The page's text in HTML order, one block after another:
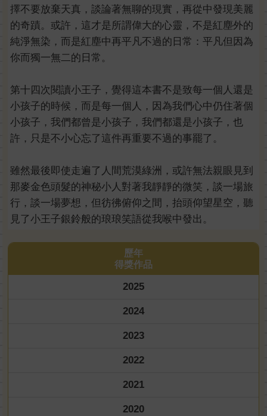
擇不要放棄天真，談論著無聊的現實，再從中發現美麗
的奇蹟。或許，這才是所謂偉大的心靈，不是紅塵外的
純淨無染，而是紅塵中再平凡不過的日常：平凡但因為
你而獨一無二的日常。
第十四次閱讀小王子，覺得這本書不是致每一個人還是
小孩子的時候，而是每一個人，因為我們心中仍住著個
小孩子，我們都曾是小孩子，我們都還是小孩子，也
許，只是不小心忘了這件再重要不過的事罷了。
雖然最後即使走遍了人間荒漠綠洲，或許無法親眼見到
那麥金色頭髮的神秘小人對著我靜靜的微笑，談一場旅
行，談一場夢想，但彷彿俯仰之間，抬頭仰望星空，聽
見了小王子銀鈴般的琅琅笑語從我喉中發出。
歷年
得獎作品
2025
2024
2023
2022
2021
2020